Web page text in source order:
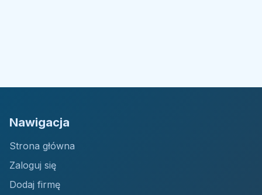
Nawigacja
Strona główna
Zaloguj się
Dodaj firmę